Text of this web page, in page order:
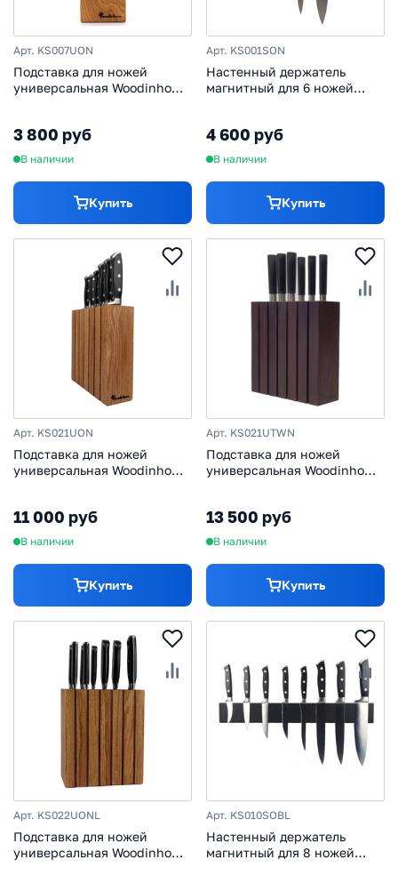
Арт. KS007UON
Подставка для ножей
универсальная Woodinhome
3 800 руб
В наличии
Купить
Арт. KS001SON
Настенный держатель
магнитный для 6 ножей
4 600 руб
В наличии
Купить
Арт. KS021UON
Подставка для ножей
универсальная Woodinhome
11 000 руб
В наличии
Купить
Арт. KS021UTWN
Подставка для ножей
универсальная Woodinhome
13 500 руб
В наличии
Купить
Арт. KS022UONL
Подставка для ножей
универсальная Woodinhome
Арт. KS010SOBL
Настенный держатель
магнитный для 8 ножей